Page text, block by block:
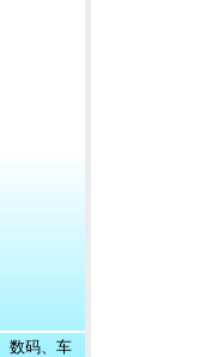
数码、车